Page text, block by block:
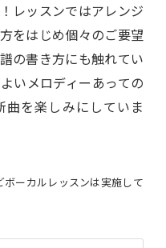
レッスンではアレンジ
をはじめ個々のご要望
の書き方にも触れてい
いメロディーあっての
を楽しみにしていま
ーカルレッスンは実施して